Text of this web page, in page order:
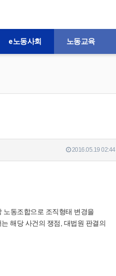
e노동사회 노동교육
2016.05.19 02:44
노동조합으로 조직형태 변경을
해당 사건의 쟁점, 대법원 판결의